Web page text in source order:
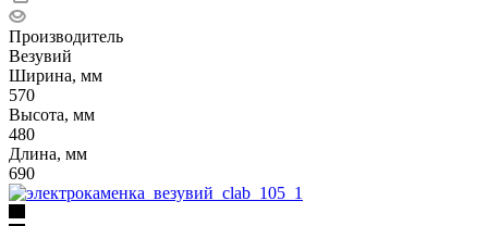
Производитель
Везувий
Ширина, мм
570
Высота, мм
480
Длина, мм
690